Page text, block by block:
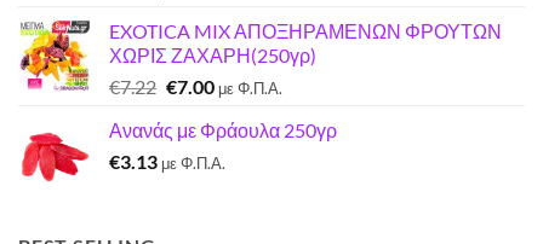
EXOTICA MIX ΑΠΟΞΗΡΑΜΕΝΩΝ ΦΡΟΥΤΩΝ
ΧΩΡΙΣ ΖΑΧΑΡΗ(250γρ)
€7.22 Original
was:
€7.22.
€7.00Η
τιμή
είναι:
με Φ.Π.Α.
Ανανάς με Φράουλα 250γρ
€3.13 με Φ.Π.Α.